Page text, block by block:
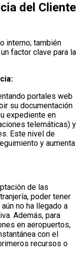
del Cliente
interno; también
factor clave para la
portales web
su documentación
expediente en
telemáticas) y
Este nivel de
y aumenta
de las
poder tener
no ha llegado a
Además, para
en aeropuertos,
con el
recursos o